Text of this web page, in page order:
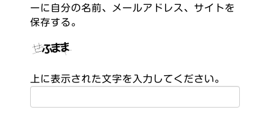
ーに自分の名前、メールアドレス、サイトを
保存する。
上に表示された文字を入力してください。